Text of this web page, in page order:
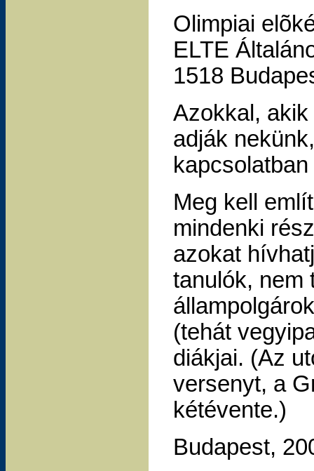
Olimpiai
ELTE
1518
Azokkal,
adják
Meg kell
mindenki
azokat
tanulók, nem
(tehát
diákjai. (Az
versenyt, a
kétévente.)
Budapest,